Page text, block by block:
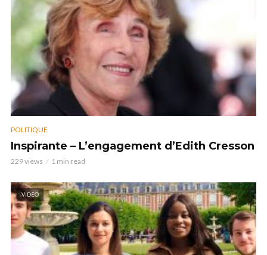
POLITIQUE
Inspirante – L’engagement d’Edith Cresson
229 views 1 min read
VIDEO